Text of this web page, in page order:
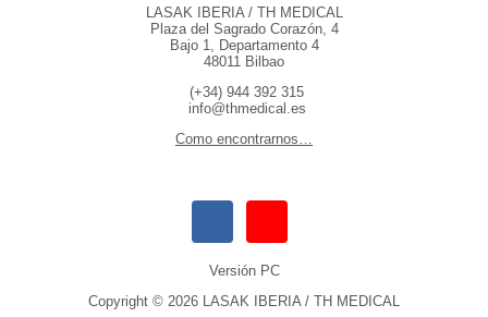
LASAK IBERIA / TH MEDICAL
Plaza del Sagrado Corazón, 4
Bajo 1, Departamento 4
48011 Bilbao
(+34) 944 392 315
info@thmedical.es
Como encontrarnos…
Versión PC
Copyright © 2026 LASAK IBERIA / TH MEDICAL